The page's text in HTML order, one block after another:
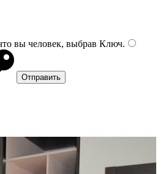
вы человек, выбрав Ключ.